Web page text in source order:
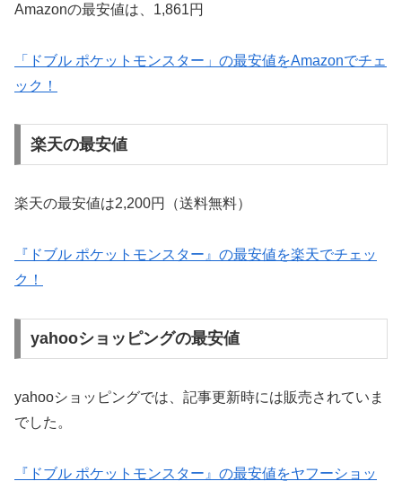
Amazonの最安値は、1,861円
「ドブル ポケットモンスター」の最安値をAmazonでチェ
ック！
楽天の最安値
楽天の最安値は2,200円（送料無料）
『ドブル ポケットモンスター』の最安値を楽天でチェッ
ク！
yahooショッピングの最安値
yahooショッピングでは、記事更新時には販売されていま
でした。
『ドブル ポケットモンスター』の最安値をヤフーショッ